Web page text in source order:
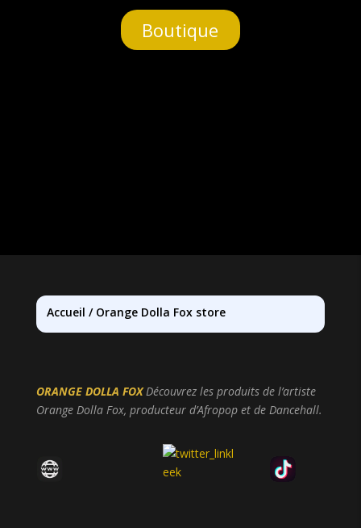
Boutique
Accueil / Orange Dolla Fox store
ORANGE DOLLA FOXDécouvrez les produits de l’artiste
Orange Dolla Fox, producteur d’Afropop et de Dancehall.